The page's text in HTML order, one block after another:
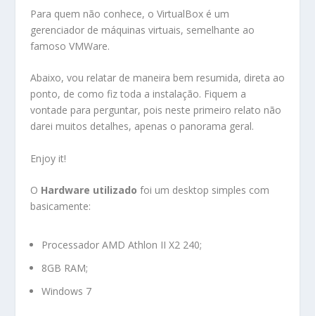
Para quem não conhece, o VirtualBox é um
gerenciador de máquinas virtuais, semelhante ao
famoso VMWare.
Abaixo, vou relatar de maneira bem resumida, direta ao
ponto, de como fiz toda a instalação. Fiquem a
vontade para perguntar, pois neste primeiro relato não
darei muitos detalhes, apenas o panorama geral.
Enjoy it!
O Hardware utilizado foi um desktop simples com
basicamente:
Processador AMD Athlon II X2 240;
8GB RAM;
Windows 7